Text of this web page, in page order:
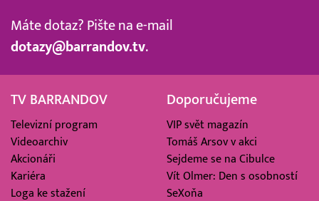
Máte dotaz? Pište na e-mail
dotazy@barrandov.tv.
TV BARRANDOV
Televizní program
Videoarchiv
Akcionáři
Kariéra
Loga ke stažení
Doporučujeme
VIP svět magazín
Tomáš Arsov v akci
Sejdeme se na Cibulce
Vít Olmer: Den s osobností
SeXoňa